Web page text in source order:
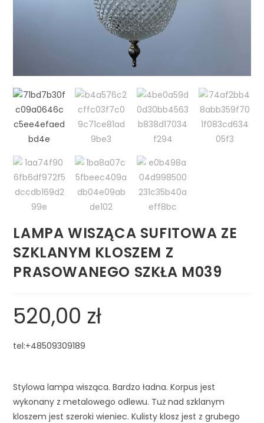
LAMPA WISZĄCA SUFITOWA ZE
SZKLANYM KLOSZEM Z
PRASOWANEGO SZKŁA M039
520,00 zł
tel:+48509309189
Stylowa lampa wisząca. Bardzo ładna. Korpus jest
wykonany z metalowego odlewu. Tuż nad szklanym
kloszem jest szeroki wieniec. Kulisty klosz jest z grubego